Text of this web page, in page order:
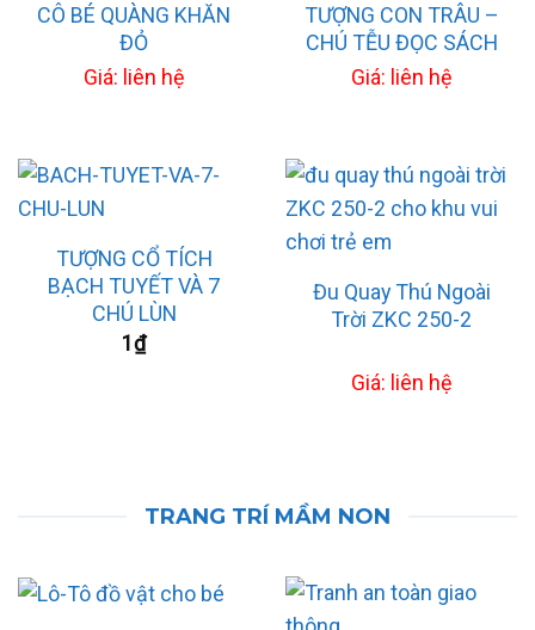
CÔ BÉ QUÀNG KHĂN
ĐỎ
Giá: liên hệ
TƯỢNG CON TRÂU –
CHÚ TỄU ĐỌC SÁCH
Giá: liên hệ
TƯỢNG CỔ TÍCH
BẠCH TUYẾT VÀ 7
CHÚ LÙN
1₫
Đu Quay Thú Ngoài
Trời ZKC 250-2
Giá: liên hệ
TRANG TRÍ MẦM NON